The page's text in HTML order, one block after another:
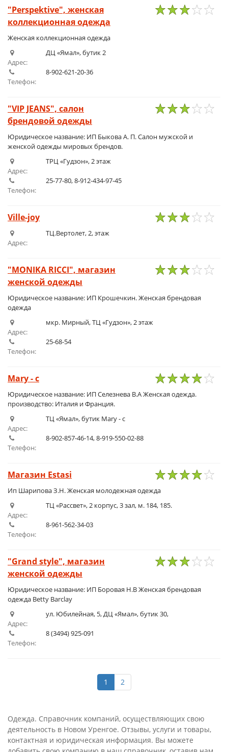
"Perspektive", женская
коллекционная одежда
Женская коллекционная одежда
Адрес:
ДЦ «Ямал», бутик 2
Телефон:
8-902-621-20-36
"VIP JEANS", салон
брендовой одежды
Юридическое название: ИП Быкова А. П. Салон мужской и
женской одежды мировых брендов.
Адрес:
ТРЦ «Гудзон», 2 этаж
Телефон:
25-77-80, 8-912-434-97-45
Ville-joy
Адрес:
ТЦ.Вертолет, 2, этаж
"MONIKA RICCI", магазин
женской одежды
Юридическое название: ИП Крошечкин. Женская брендовая
одежда
Адрес:
мкр. Мирный, ТЦ «Гудзон», 2 этаж
Телефон:
25-68-54
Mary - c
4
3
2
1
Юридическое название: ИП Селезнева В.А Женская одежда.
производство: Италия и Франция.
Адрес:
ТЦ «Ямал», бутик Mary - c
Телефон:
8-902-857-46-14, 8-919-550-02-88
Магазин Estasi
1
Ип Шарипова З.Н. Женская молодежная одежда
Адрес:
ТЦ «Рассвет», 2 корпус, 3 зал, м. 184, 185.
Телефон:
8-961-562-34-03
"Grand style", магазин
женской одежды
Юридическое название: ИП Боровая Н.В Женская брендовая
одежда Betty Barclay
Адрес:
ул. Юбилейная, 5, ДЦ «Ямал», бутик 30,
Телефон:
8 (3494) 925-091
1 2
Одежда. Справочник компаний, осуществляющих свою
деятельность в Новом Уренгое. Отзывы, услуги и товары,
контактная и юридическая информация. Вы можете